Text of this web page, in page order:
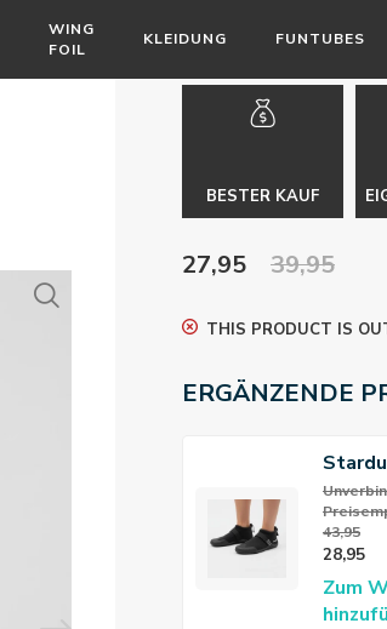
WING
FOIL
KLEIDUNG FUNTUBES
BESTER KAUF
27,95 39,95
THIS PRODUCT IS
ERGÄNZENDE
3mm
43,95
28,95
Zum